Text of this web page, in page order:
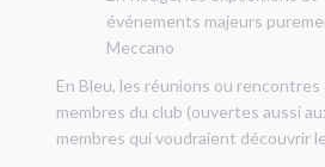
événements majeurs
Meccano
En Bleu, les réunions ou
membres du club (ouvertes aussi
membres qui voudraient découvrir